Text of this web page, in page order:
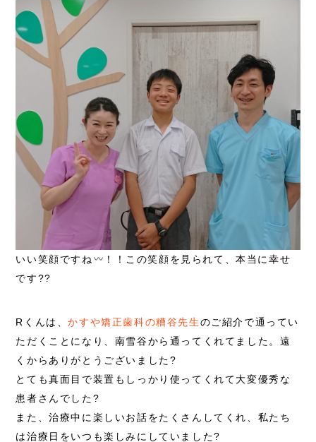
いい笑顔ですね
！！この笑顔を見られて、本当に幸せ
です??
Rくんは、かすや矯正歯科の糟谷先生 のご紹介で通ってい
ただくことになり、南雪谷から通ってくれてました。遠
くからありがとうございました?
とても真面目で装置もしっかり使ってくれて大変優秀な
患者さんでした?
また、治療中に楽しいお話をたくさんしてくれ、私たち
は治療日をいつも楽しみにしていました?